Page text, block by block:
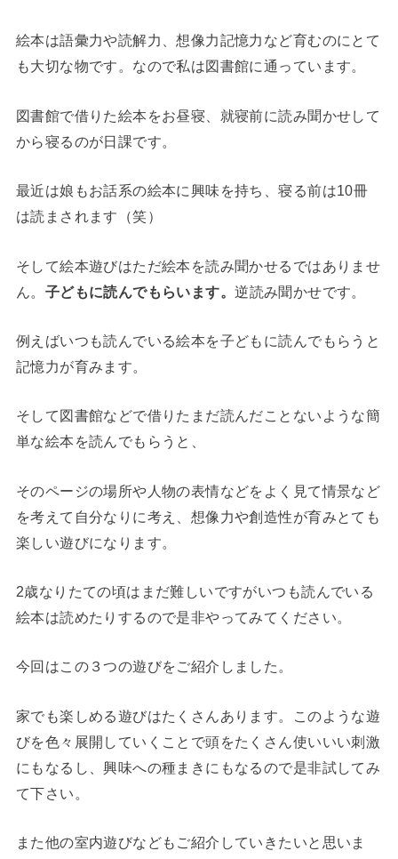
絵本は語彙力や読解力、想像力記憶力など育むのにとて
も大切な物です。なので私は図書館に通っています。
図書館で借りた絵本をお昼寝、就寝前に読み聞かせして
から寝るのが日課です。
最近は娘もお話系の絵本に興味を持ち、寝る前は10冊
は読まされます（笑）
そして絵本遊びはただ絵本を読み聞かせるではありませ
ん。 子どもに読んでもらいます。逆読み聞かせです。
例えばいつも読んでいる絵本を子どもに読んでもらうと
記憶力が育みます。
そして図書館などで借りたまだ読んだことないような簡
単な絵本を読んでもらうと、
そのページの場所や人物の表情などをよく見て情景など
を考えて自分なりに考え、想像力や創造性が育みとても
楽しい遊びになります。
2歳なりたての頃はまだ難しいですがいつも読んでいる
絵本は読めたりするので是非やってみてください。
今回はこの３つの遊びをご紹介しました。
家でも楽しめる遊びはたくさんあります。このような遊
びを色々展開していくことで頭をたくさん使いいい刺激
にもなるし、興味への種まきにもなるので是非試してみ
て下さい。
また他の室内遊びなどもご紹介していきたいと思いま